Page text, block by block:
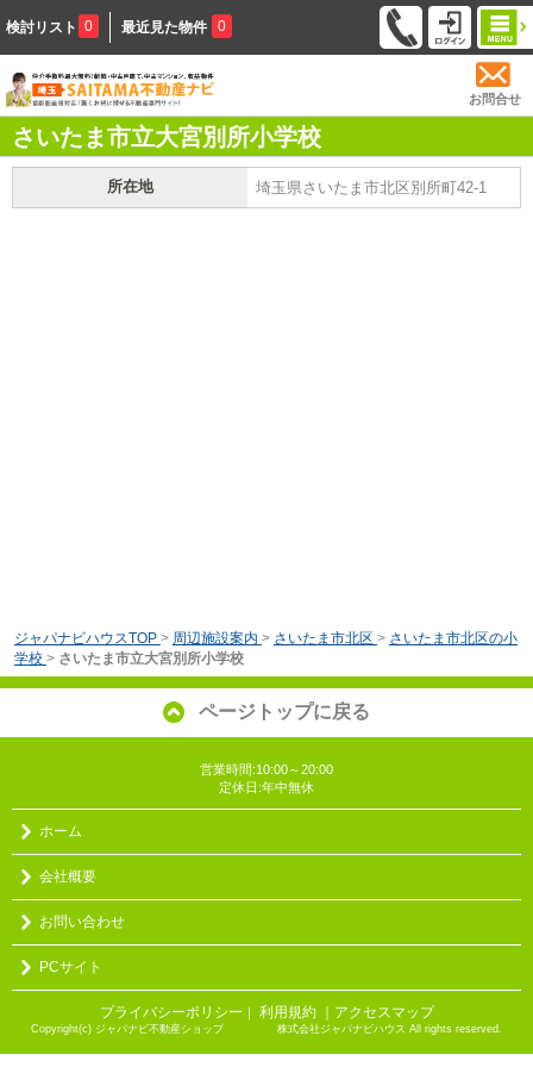
検討リスト 0 最近見た物件 0
お問合せ
さいたま市立大宮別所小学校
所在地 埼玉県さいたま市北区別所町42-1
ジャパナビハウスTOP > 周辺施設案内 > さいたま市北区 > さいたま市北区の小
学校 > さいたま市立大宮別所小学校
ページトップに戻る
営業時間:10:00～20:00
定休日:年中無休
ホーム
会社概要
お問い合わせ
PCサイト
プライバシーポリシー ｜ 利用規約 ｜アクセスマップ
Copyright(c) ジャパナビ不動産ショップ 株式会社ジャパナビハウス All rights reserved.